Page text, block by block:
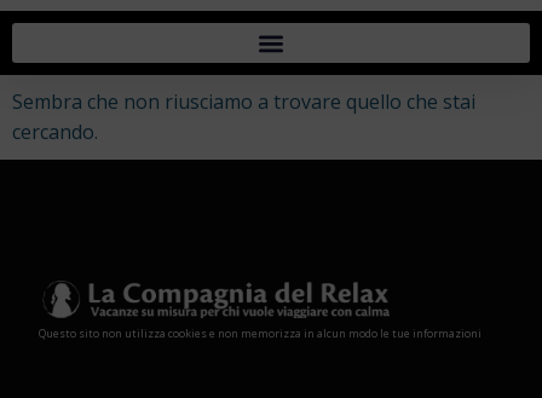
Sembra che non riusciamo a trovare quello che stai
cercando.
Questo sito non utilizza cookies e non memorizza in alcun modo le tue informazioni